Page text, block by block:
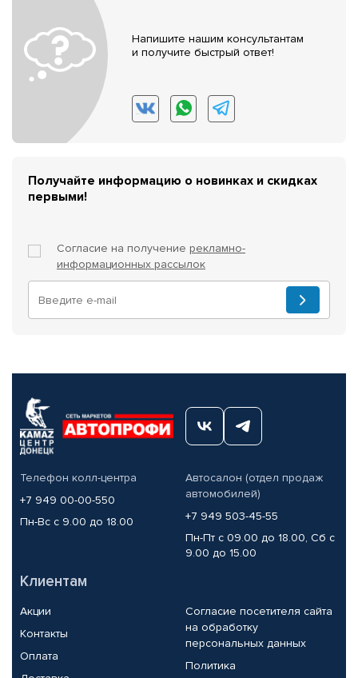
Напишите нашим консультантам
и получите быстрый ответ!
Получайте информацию о новинках и скидках
первыми!
Согласие на получение рекламно-
информационных рассылок
Телефон колл-центра
+7 949 00-00-550
Пн-Вс с 9.00 до 18.00
Автосалон (отдел продаж
автомобилей)
+7 949 503-45-55
Пн-Пт с 09.00 до 18.00, Сб с
9.00 до 15.00
Клиентам
Акции
Контакты
Оплата
Согласие посетителя сайта
на обработку
персональных данных
Политика